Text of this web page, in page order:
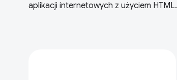
aplikacji internetowych z użyciem HTML.